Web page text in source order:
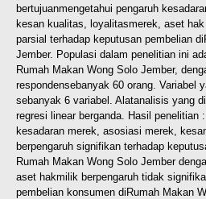
bertujuanmengetahui pengaruh
kesan kualitas, loyalitasmerek, aset
parsial terhadap keputusan pembelian di
Jember. Populasi dalam penelitian ini
Rumah Makan Wong Solo Jember,
respondensebanyak 60 orang. Variabel
sebanyak 6 variabel. Alatanalisis yang
regresi linear berganda. Hasil penelitian :
kesadaran merek, asosiasi merek,
berpengaruh signifikan terhadap
Rumah Makan Wong Solo Jember
aset hakmilik berpengaruh tidak
pembelian konsumen diRumah Makan